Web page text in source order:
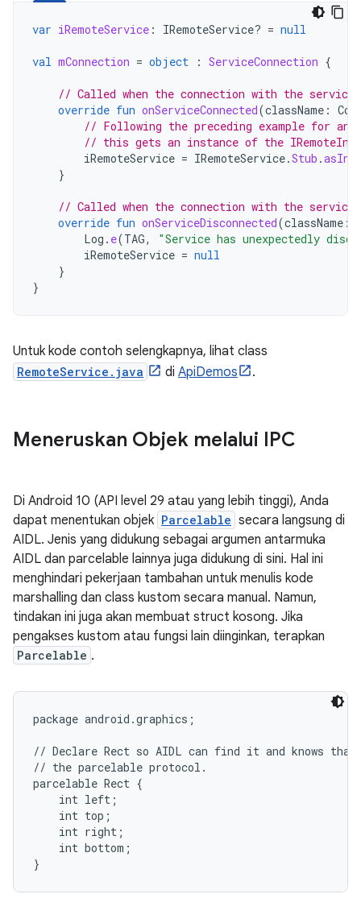
var iRemoteService : IRemoteService? = null
val mConnection = object : ServiceConnection {
// Called when the connection with the
override fun onServiceConnected(className :
// Following the preceding example for an
// this gets an instance of the
iRemoteService = IRemoteService.Stub .
}
// Called when the connection with the service
override fun onServiceDisconnected(className :
Log . e(TAG,
"Service has unexpectedly
iRemoteService = null
}
}
Untuk kode contoh selengkapnya, lihat class
RemoteService.java di ApiDemos .
Meneruskan Objek melalui IPC
Di Android 10 (API level 29 atau yang lebih tinggi), Anda
dapat menentukan objek Parcelable secara langsung di
AIDL. Jenis yang didukung sebagai argumen antarmuka
AIDL dan parcelable lainnya juga didukung di sini. Hal ini
menghindari pekerjaan tambahan untuk menulis kode
marshalling dan class kustom secara manual. Namun,
tindakan ini juga akan membuat struct kosong. Jika
pengakses kustom atau fungsi lain diinginkan, terapkan
Parcelable .
package android.graphics;
// Declare Rect so AIDL can find it and knows
// the parcelable protocol.
parcelable Rect {
    int left;
    int top;
    int right;
    int bottom;